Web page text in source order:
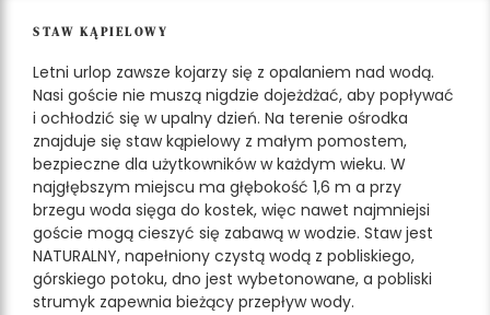
STAW KĄPIELOWY
Letni urlop zawsze kojarzy się z opalaniem nad wodą.
Nasi goście nie muszą nigdzie dojeżdżać, aby popływać
i ochłodzić się w upalny dzień. Na terenie ośrodka
znajduje się staw kąpielowy z małym pomostem,
bezpieczne dla użytkowników w każdym wieku. W
najgłębszym miejscu ma głębokość 1,6 m a przy
brzegu woda sięga do kostek, więc nawet najmniejsi
goście mogą cieszyć się zabawą w wodzie. Staw jest
NATURALNY, napełniony czystą wodą z pobliskiego,
górskiego potoku, dno jest wybetonowane, a pobliski
strumyk zapewnia bieżący przepływ wody.